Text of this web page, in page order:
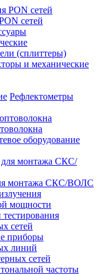
сетей
(сплиттеры)
и механические
Рефлектометры
оборудование
монтажа СКС/ВОЛС
мощности
сетей
приборы
линий
сетей
частоты